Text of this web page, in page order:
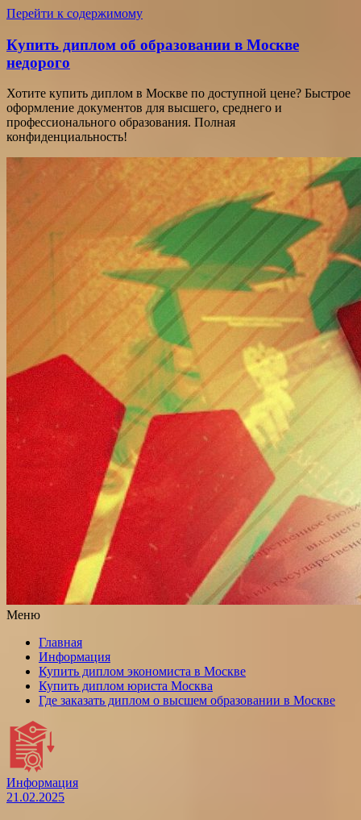
Перейти к содержимому
Купить диплом об образовании в Москве
недорого
Хотите купить диплом в Москве по доступной цене? Быстрое
оформление документов для высшего, среднего и
профессионального образования. Полная
конфиденциальность!
Меню
Главная
Информация
Купить диплом экономиста в Москве
Купить диплом юриста Москва
Где заказать диплом о высшем образовании в Москве
Информация
21.02.2025